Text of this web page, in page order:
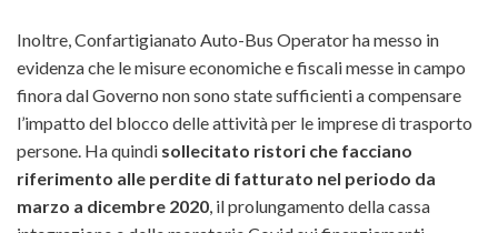
Inoltre, Confartigianato Auto-Bus Operator ha messo in
evidenza che le misure economiche e fiscali messe in campo
finora dal Governo non sono state sufficienti a compensare
l’impatto del blocco delle attività per le imprese di trasporto
persone. Ha quindi sollecitato ristori che facciano
riferimento alle perdite di fatturato nel periodo da
marzo a dicembre 2020, il prolungamento della cassa